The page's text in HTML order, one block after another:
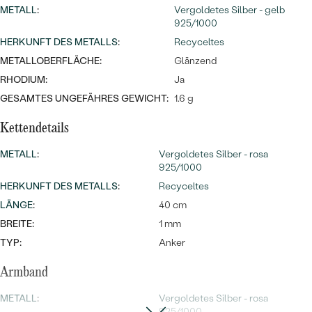
Wave Kollektion
NACH DER FARBE
NACH DER FORM
MASSGEFERTIGTER
Ohrrinnge
ANSEHEN
Personalisierte
Halsketten
ANSEHEN
Meistverkaufte
Ringe
METALL:
Vergoldetes Silber - gelb
925/1000
HERKUNFT DES METALLS:
Recyceltes
METALLOBERFLÄCHE:
Glänzend
RHODIUM:
Ja
GESAMTES UNGEFÄHRES GEWICHT: 1.6 g
Kettendetails
METALL:
Vergoldetes Silber - rosa
925/1000
HERKUNFT DES METALLS:
Recyceltes
LÄNGE:
40 cm
BREITE:
1 mm
TYP:
Anker
Armband
METALL:
Vergoldetes Silber - rosa